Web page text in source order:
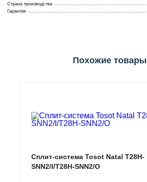
Страна производства
Гарантия
Похожие товары
Сплит-система Tosot Natal T28H-
SNN2/I/T28H-SNN2/O